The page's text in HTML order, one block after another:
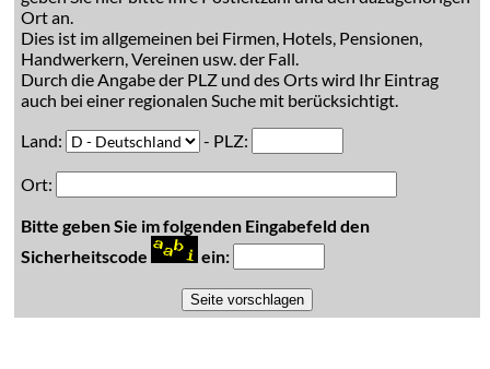
Ort an.
Dies ist im allgemeinen bei Firmen, Hotels, Pensionen,
Handwerkern, Vereinen usw. der Fall.
Durch die Angabe der PLZ und des Orts wird Ihr Eintrag
auch bei einer regionalen Suche mit berücksichtigt.
Land:
- PLZ:
Ort:
Bitte geben Sie im folgenden Eingabefeld den
Sicherheitscode
ein: